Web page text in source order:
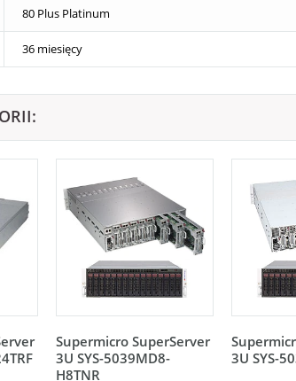
80 Plus Platinum
36 miesięcy
Supermicro SuperServer
3U SYS-5039MD8-
H8TNR
3U SYS-